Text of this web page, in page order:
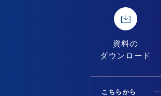
資料の
ダウンロード
こちらから